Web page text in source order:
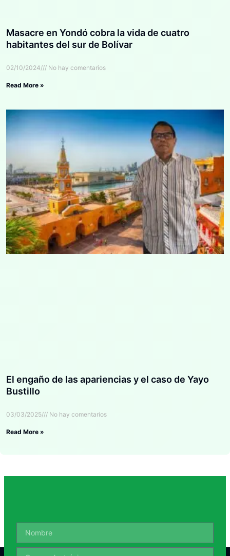
Masacre en Yondó cobra la vida de cuatro
habitantes del sur de Bolívar
02/10/2024 No hay comentarios
Read More »
El engaño de las apariencias y el caso de Yayo
Bustillo
03/03/2025 No hay comentarios
Read More »